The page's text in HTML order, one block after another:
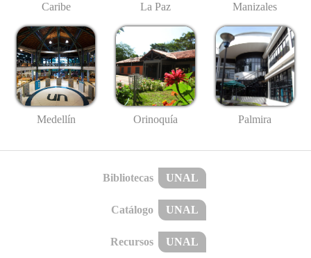
Caribe La Paz Manizales
Medellín Orinoquía Palmira
Bibliotecas UNAL
Catálogo UNAL
Recursos UNAL